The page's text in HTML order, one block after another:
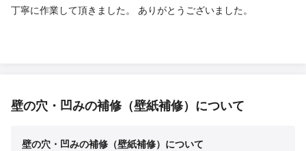
丁寧に作業して頂きました。 ありがとうございました。
壁の穴・凹みの補修（壁紙補修）について
壁の穴・凹みの補修（壁紙補修）について